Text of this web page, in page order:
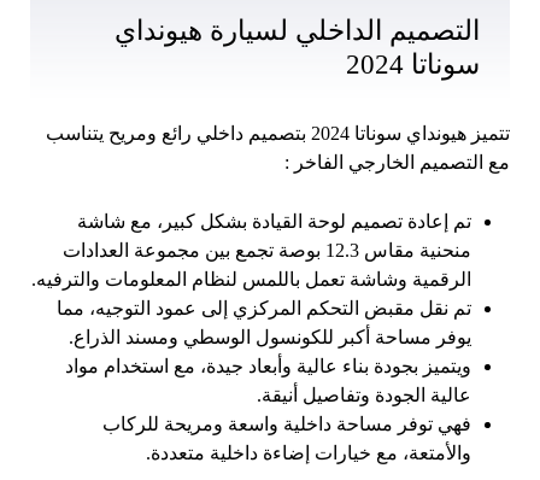
التصميم الداخلي لسيارة هيونداي
سوناتا 2024
تتميز هيونداي سوناتا 2024 بتصميم داخلي رائع ومريح يتناسب
مع التصميم الخارجي الفاخر :
تم إعادة تصميم لوحة القيادة بشكل كبير، مع شاشة
منحنية مقاس 12.3 بوصة تجمع بين مجموعة العدادات
الرقمية وشاشة تعمل باللمس لنظام المعلومات والترفيه.
تم نقل مقبض التحكم المركزي إلى عمود التوجيه، مما
يوفر مساحة أكبر للكونسول الوسطي ومسند الذراع.
ويتميز بجودة بناء عالية وأبعاد جيدة، مع استخدام مواد
عالية الجودة وتفاصيل أنيقة.
فهي توفر مساحة داخلية واسعة ومريحة للركاب
والأمتعة، مع خيارات إضاءة داخلية متعددة.